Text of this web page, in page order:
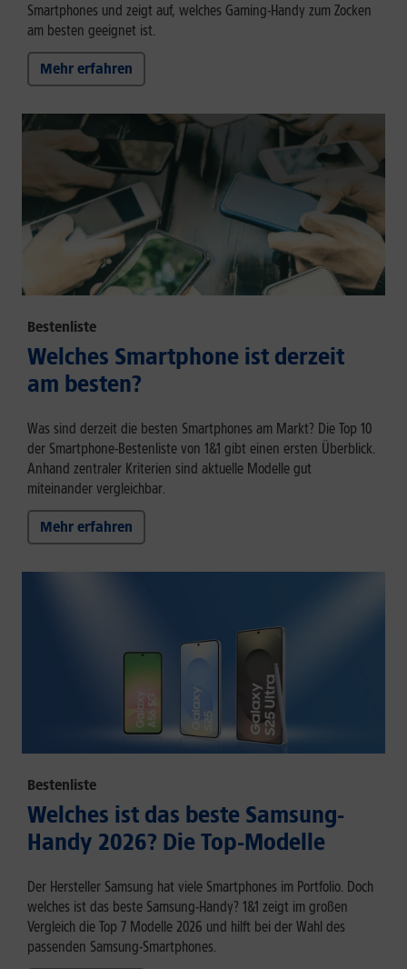
Smartphones und zeigt auf, welches Gaming-Handy zum Zocken
am besten geeignet ist.
Mehr erfahren
Bestenliste
Welches Smartphone ist derzeit
am besten?
Was sind derzeit die besten Smartphones am Markt? Die Top 10
der Smartphone-Bestenliste von 1&1 gibt einen ersten Überblick.
Anhand zentraler Kriterien sind aktuelle Modelle gut
miteinander vergleichbar.
Mehr erfahren
Bestenliste
Welches ist das beste Samsung-
Handy 2026? Die Top-Modelle
Der Hersteller Samsung hat viele Smartphones im Portfolio. Doch
welches ist das beste Samsung-Handy? 1&1 zeigt im großen
Vergleich die Top 7 Modelle 2026 und hilft bei der Wahl des
passenden Samsung-Smartphones.